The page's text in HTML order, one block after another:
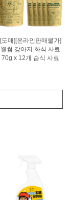
[도매][온라인판매불가]
웰썸 강아지 화식 사료
70g x 12개 습식 사료